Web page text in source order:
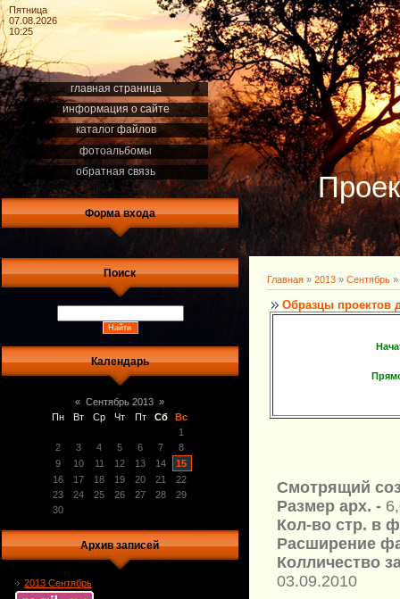
Пятница
07.08.2026
10:25
главная страница
информация о сайте
каталог файлов
фотоальбомы
обратная связь
Форма входа
Поиск
Календарь
« Сентябрь 2013 »
Пн
Вт Ср Чт Пт Сб
Вс
1
2
3 4 5 6 7
8
9
10 11 12 13 14
15
16
17 18 19 20 21
22
23
24 25 26 27 28
29
30
Архив записей
2013 Сентябрь
Главная » 2013 » Сентябрь »
Образцы проектов
Смотрящий
Размер арх. -
Кол-во стр. в
Расширение
Колличество
03.09.2010